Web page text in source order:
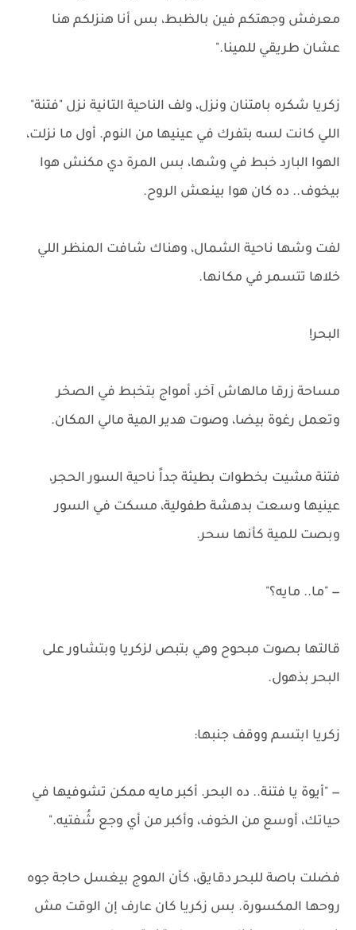
معرفش وجهتكم فين بالظبط، بس أنا هنزلكم هنا
عشان طريقي للمينا."
زكريا شكره بامتنان ونزل، ولف الناحية التانية نزل "فتنة"
اللي كانت لسه بتفرك في عينيها من النوم. أول ما نزلت،
الهوا البارد خبط في وشها، بس المرة دي مكنش هوا
بيخوف.. ده كان هوا بينعش الروح.
لفت وشها ناحية الشمال، وهناك شافت المنظر اللي
خلاها تتسمر في مكانها.
البحر!
مساحة زرقا مالهاش آخر، أمواج بتخبط في الصخر
وتعمل رغوة بيضا، وصوت هدير المية مالي المكان.
فتنة مشيت بخطوات بطيئة جداً ناحية السور الحجر،
عينيها وسعت بدهشة طفولية، مسكت في السور
وبصت للمية كأنها سحر.
— "ما.. مايه؟"
قالتها بصوت مبحوح وهي بتبص لزكريا وبتشاور على
البحر بذهول.
زكريا ابتسم ووقف جنبها:
— "أيوة يا فتنة.. ده البحر. أكبر مايه ممكن تشوفيها في
حياتك، أوسع من الخوف، وأكبر من أي وجع شُفتيه."
فضلت باصة للبحر دقايق، كأن الموج بيغسل حاجة جوه
روحها المكسورة. بس زكريا كان عارف إن الوقت مش